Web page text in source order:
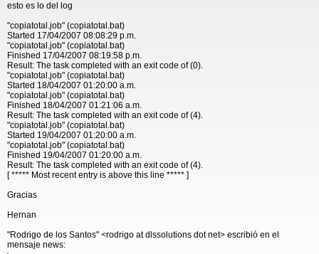
esto es lo del log
"copiatotal.job" (copiatotal.bat)
Started 17/04/2007 08:08:29 p.m.
"copiatotal.job" (copiatotal.bat)
Finished 17/04/2007 08:19:58 p.m.
Result: The task completed with an exit code of (0).
"copiatotal.job" (copiatotal.bat)
Started 18/04/2007 01:20:00 a.m.
"copiatotal.job" (copiatotal.bat)
Finished 18/04/2007 01:21:06 a.m.
Result: The task completed with an exit code of (4).
"copiatotal.job" (copiatotal.bat)
Started 19/04/2007 01:20:00 a.m.
"copiatotal.job" (copiatotal.bat)
Finished 19/04/2007 01:20:00 a.m.
Result: The task completed with an exit code of (4).
[ ***** Most recent entry is above this line ***** ]
Gracias
Hernan
"Rodrigo de los Santos" <rodrigo at dlssolutions dot net> escribió en el
mensaje news: